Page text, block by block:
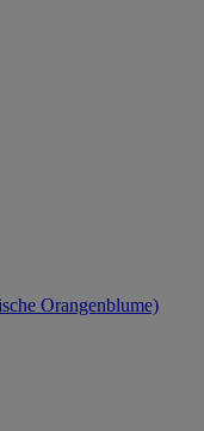
Orangenblume)